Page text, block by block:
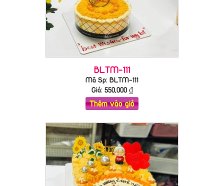
BLTM-111
Mã Sp: BLTM-111
Giá: 550,000₫
Thêm vào giỏ